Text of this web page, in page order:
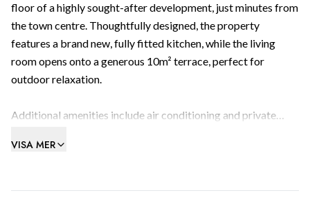
floor of a highly sought-after development, just minutes from
the town centre. Thoughtfully designed, the property
features a brand new, fully fitted kitchen, while the living
room opens onto a generous 10m² terrace, perfect for
outdoor relaxation.
Additional amenities include air conditioning and private
VISA MER